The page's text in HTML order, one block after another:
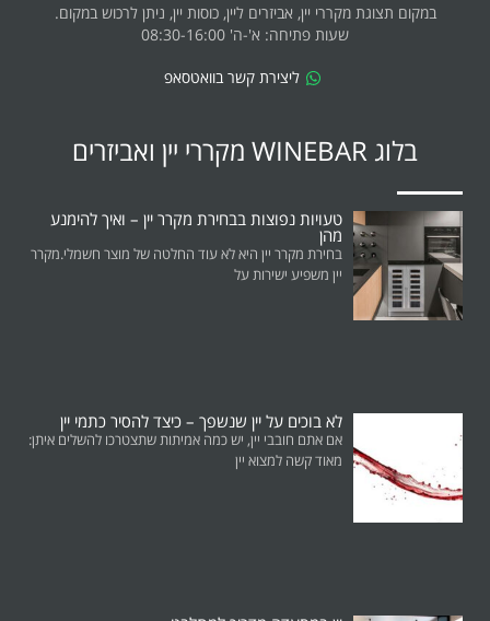
במקום תצוגת מקררי יין, אביזרים ליין, כוסות יין, ניתן לרכוש במקום.
שעות פתיחה: א'-ה' 08:30-16:00
ליצירת קשר בוואטסאפ
בלוג WINEBAR מקררי יין ואביזרים
טעויות נפוצות בבחירת מקרר יין – ואיך להימנע
מהן
בחירת מקרר יין היא לא עוד החלטה של מוצר חשמלי.מקרר
יין משפיע ישירות על
לא בוכים על יין שנשפך – כיצד להסיר כתמי יין
אם אתם חובבי יין, יש כמה אמיתות שתצטרכו להשלים איתן:
מאוד קשה למצוא יין